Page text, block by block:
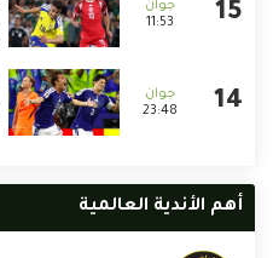
11:53
23:48
أهم الأندية العالمية